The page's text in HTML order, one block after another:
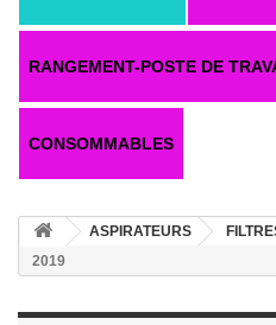
RANGEMENT-POSTE DE
CONSOMMABLES
ASPIRATEURS
2019